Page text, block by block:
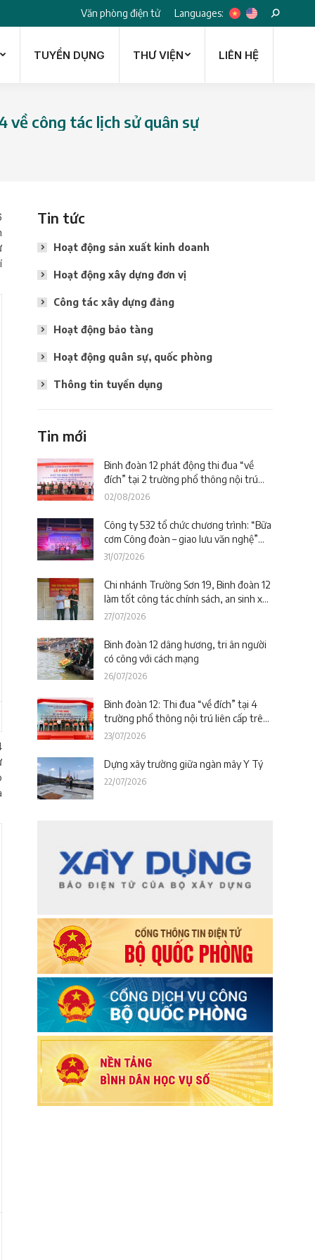
Văn phòng điện tử Languages: Search:
TUYỂN DỤNG THƯ VIỆN LIÊN HỆ
về công tác lịch sử quân sự
Tin tức
Hoạt động sản xuất kinh doanh
Hoạt động xây dựng đơn vị
Công tác xây dựng đảng
Hoạt động bảo tàng
Hoạt động quân sự, quốc phòng
Thông tin tuyển dụng
Tin mới
Binh đoàn 12 phát động thi đua “về
đích” tại 2 trường phổ thông nội trú
trên địa bàn tỉnh Lào Cai
02/08/2026
Công ty 532 tổ chức chương trình: “Bữa
cơm Công đoàn – giao lưu văn nghệ”
tiếp sức công trường tại dự án Trường
Đà Nẵng)
31/07/2026
Chi nhánh Trường Sơn 19, Binh đoàn 12
làm tốt công tác chính sách, an sinh xã
hội nhân kỷ niệm 79 năm Ngày Thương
27/07/2026
Binh đoàn 12 dâng hương, tri ân người
có công với cách mạng
26/07/2026
Binh đoàn 12: Thi đua “về đích” tại 4
trường phổ thông nội trú liên cấp trên
địa bàn tỉnh Thanh Hóa
23/07/2026
Dựng xây trường giữa ngàn mây Y Tý
22/07/2026
TUYỂN DỤNG THƯ VIỆN LIÊN HỆ